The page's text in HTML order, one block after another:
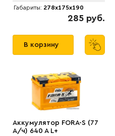
Габариты: 278x175x190
285 руб.
В корзину
Аккумулятор FORA-S (77
А/ч) 640 A L+